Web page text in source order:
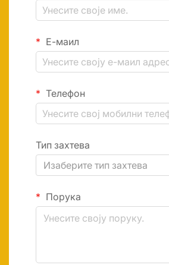
Е-маил
Телефон
Тип захтева
Изаберите тип захтева
Порука